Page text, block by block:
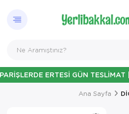
ERTESİ GÜN TESLİMAT
Ana Sayfa